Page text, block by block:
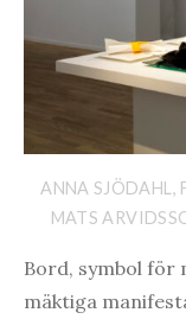
ANNA SJÖDAHL,
MATS
Bord, symbol för
mäktiga